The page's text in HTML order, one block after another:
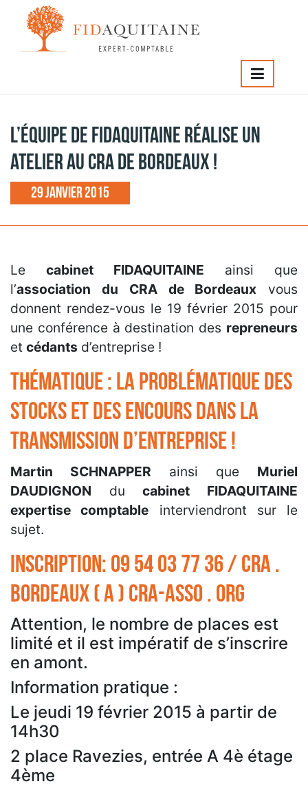
L’équipe de Fidaquitaine réalise un atelier au
L’équipe de Fidaquitaine réalise un
atelier au CRA de Bordeaux !
29 janvier 2015
Le cabinet FIDAQUITAINE ainsi que
l’association du CRA de Bordeaux vous
donnent rendez-vous le 19 février 2015 pour
une conférence à destination des repreneurs
et cédants d’entreprise !
Thématique : La problématique des
stocks et des encours dans la
transmission d’entreprise !
Martin SCHNAPPER ainsi que Muriel
DAUDIGNON ducabinet FIDAQUITAINE
expertise comptable interviendront sur le
sujet.
Inscription: 09 54 03 77 36 / cra .
bordeaux ( a ) cra-asso . org
Attention, le nombre de places est
limité et il est impératif de s’inscrire
en amont.
Information pratique :
Le jeudi 19 février 2015 à partir de
14h30
2 place Ravezies, entrée A 4è étage
4ème